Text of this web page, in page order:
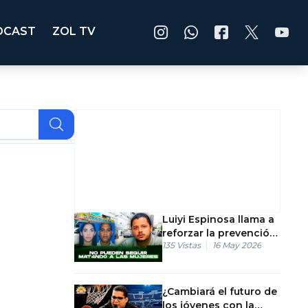
ZOL TV
Luiyi Espinosa llama a
reforzar la prevención
y la actuación ante la
135 Vistas 16 May 2026
¿Cambiará el futuro de
los jóvenes con la